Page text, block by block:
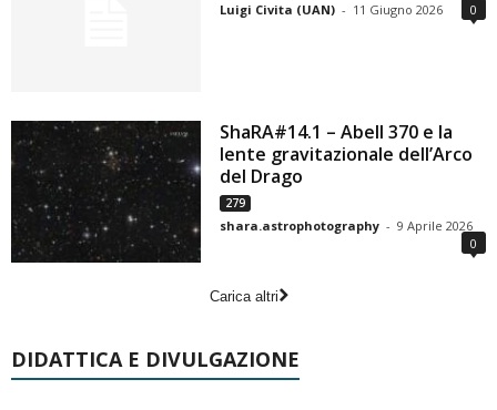
Luigi Civita (UAN) - 11 Giugno 2026 0
ShaRA#14.1 – Abell 370 e la
lente gravitazionale dell’Arco
del Drago
279
shara.astrophotography - 9 Aprile 2026
0
Carica altri
DIDATTICA E DIVULGAZIONE